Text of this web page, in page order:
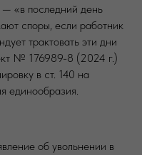
«в последний день
споры, если работник
трактовать эти дни
№ 176989-8 (2024 г.)
в ст. 140 на
единообразия.
об увольнении в